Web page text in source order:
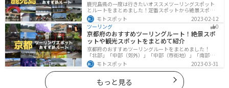
鹿児島県の一度は行きたいオススメツーリングスポット
とルートをまとめました！定番スポットから絶景スポッ
ト、温泉、山、海、グルメなど様々なジャンルで楽しめ
ます。バイクで鹿児島ツーリングに行こうと思っている
人は、参考にしてください。
モトスポット
2023-02-12
ツーリング
0
京都府のおすすめツーリングルート！絶景スポ
ットや観光スポットをまとめて紹介
京都府のおすすめツーリングルートをまとめました！
「北部」「中部（郊外）」「中部（市街地）」「南部」
の4つのルート紹介します。古い町並みや神社仏閣、自然
に囲まれた風光明媚なスポットが数多く存在し、様々な
楽しみ方ができます。バイクで京都府にツーリングに行
く際は参考にしてください。
モトスポット 2023-03-31
もっと見る